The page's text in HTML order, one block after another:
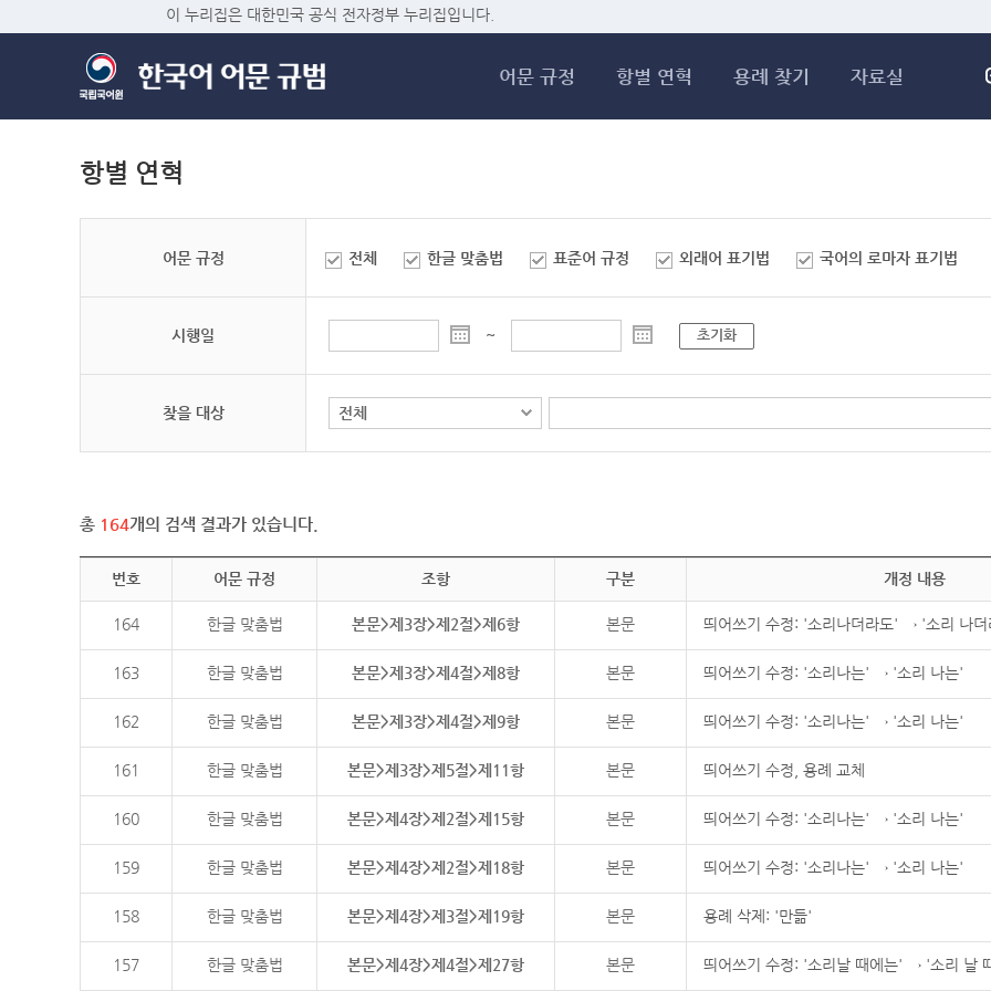
이 누리집은 대한민국 공식 전자정부 누리집입니다.
어문 규정 항별 연혁 용례 찾기 자료실
항별 연혁
어문 규정 전체 한글 맞춤법 표준어 규정 외래어 표기법 국어의 로마자 표기법
시행일 ~ 초기화
찾을 대상
총 164개의 검색 결과가 있습니다.
번호 어문 규정 조항 구분 개정 내용
164 한글 맞춤법 본문>제3장>제2절>제6항 본문 띄어쓰기 수정: '소리나더라도' → '소리 나더
163 한글 맞춤법 본문>제3장>제4절>제8항 본문 띄어쓰기 수정: '소리나는' → '소리 나는'
162 한글 맞춤법 본문>제3장>제4절>제9항 본문 띄어쓰기 수정: '소리나는' → '소리 나는'
161 한글 맞춤법 본문>제3장>제5절>제11항 본문 띄어쓰기 수정, 용례 교체
160 한글 맞춤법 본문>제4장>제2절>제15항 본문 띄어쓰기 수정: '소리나는' → '소리 나는'
159 한글 맞춤법 본문>제4장>제2절>제18항 본문 띄어쓰기 수정: '소리나는' → '소리 나는'
158 한글 맞춤법 본문>제4장>제3절>제19항 본문 용례 삭제: '만듦'
157 한글 맞춤법 본문>제4장>제4절>제27항 본문 띄어쓰기 수정: '소리날 때에는' → '소리 날